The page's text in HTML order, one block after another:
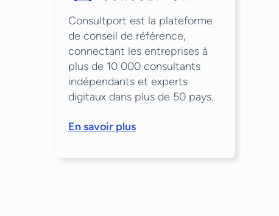
Consultport est la plateforme
de conseil de référence,
connectant les entreprises à
plus de 10 000 consultants
indépendants et experts
digitaux dans plus de 50 pays.
En savoir plus